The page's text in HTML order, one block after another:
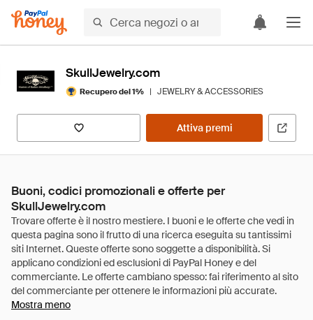
SkullJewelry.com
Recupero del 1% | JEWELRY & ACCESSORIES
Attiva premi
Buoni, codici promozionali e offerte per
SkullJewelry.com
Mostra meno